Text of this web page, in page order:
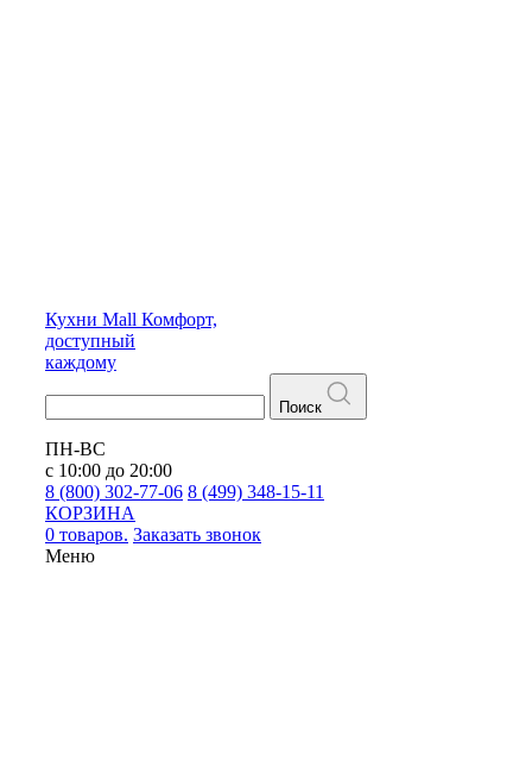
Кухни Mall Комфорт,
доступный
каждому
Поиск
ПН-ВС
с 10:00 до 20:00
8 (800) 302-77-06 8 (499) 348-15-11
КОРЗИНА
0 товаров. Заказать звонок
Меню